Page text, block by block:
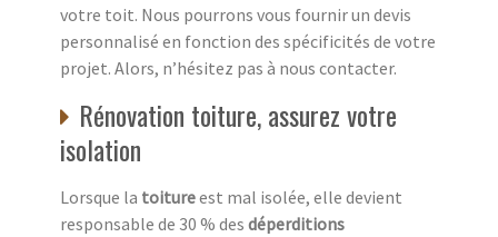
votre toit. Nous pourrons vous fournir un devis
personnalisé en fonction des spécificités de votre
projet. Alors, n’hésitez pas à nous contacter.
Rénovation toiture, assurez votre
isolation
Lorsque la toitureest mal isolée, elle devient
responsable de 30 % des déperditions